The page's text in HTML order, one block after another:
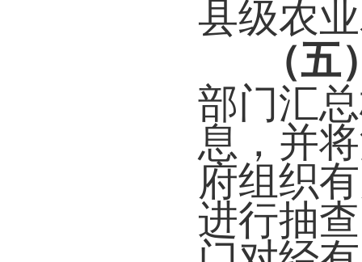
县级农
（
部门汇
息，并
府组织
进行抽